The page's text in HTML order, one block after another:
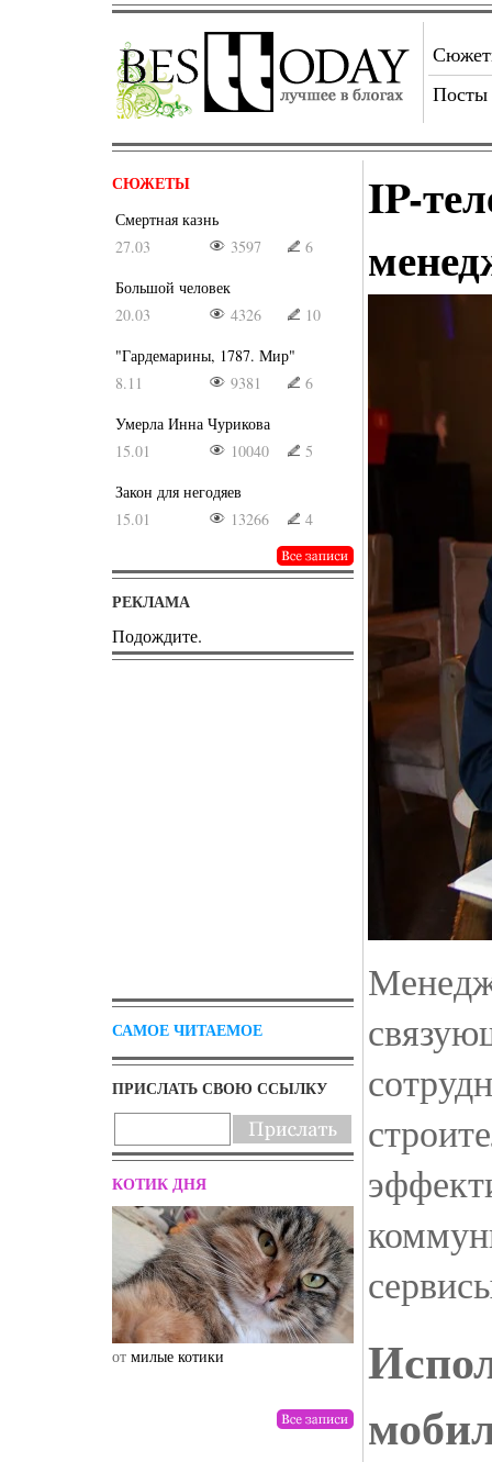
Посты
СЮЖЕТЫ
Смертная казнь
27.03
3597
6
Большой человек
20.03
4326
10
"Гардемарины, 1787. Мир"
8.11
9381
6
Умерла Инна Чурикова
15.01
10040
5
Закон для негодяев
15.01
13266 4
РЕКЛАМА
Подождите.
САМОЕ ЧИТАЕМОЕ
ПРИСЛАТЬ СВОЮ ССЫЛКУ
КОТИК ДНЯ
от милые котики от drunktwi
IP-